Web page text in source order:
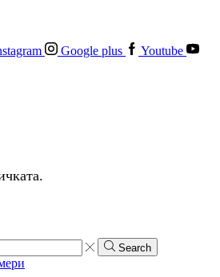
Google plus
Youtube
Search